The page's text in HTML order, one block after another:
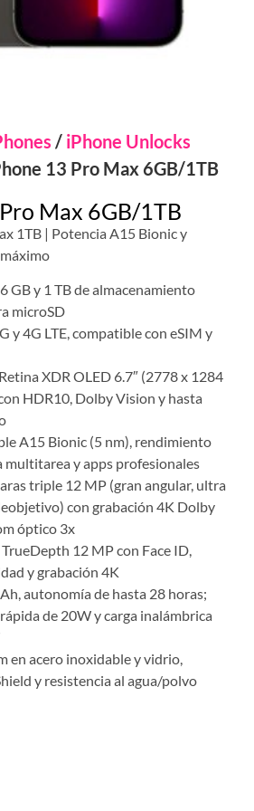
/ iPhone Unlocks
13 Pro Max 6GB/1TB
Max 6GB/1TB
1TB | Potencia A15 Bionic y
GB y 1 TB de almacenamiento
microSD
y 4G LTE, compatible con eSIM y
XDR OLED 6.7″ (2778 x 1284
HDR10, Dolby Vision y hasta
A15 Bionic (5 nm), rendimiento
multitarea y apps profesionales
triple 12 MP (gran angular, ultra
con grabación 4K Dolby
óptico 3x
12 MP con Face ID,
y grabación 4K
autonomía de hasta 28 horas;
de 20W y carga inalámbrica
en acero inoxidable y vidrio,
y resistencia al agua/polvo